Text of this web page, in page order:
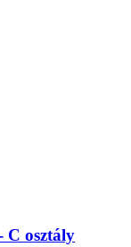
C osztály